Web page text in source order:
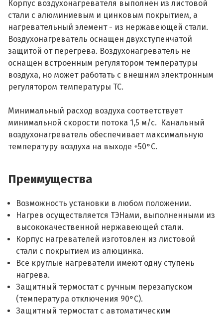
Корпус воздухонагревателя выполнен из листовой
стали с алюминиевым и цинковым покрытием, а
нагревательный элемент - из нержавеющей стали.
Воздухонагреватель оснащен двухступенчатой
защитой от перегрева. Воздухонагреватель не
оснащен встроенным регулятором температуры
воздуха, но может работать с внешним электронным
регулятором температуры ТС.
Минимальный расход воздуха соответствует
минимальной скорости потока 1,5 м/с. Канальный
воздухонагреватель обеспечивает максимальную
температуру воздуха на выходе +50°С.
Преимущества
Возможность установки в любом положении.
Нагрев осуществляется ТЭНами, выполненными из
высококачественной нержавеющей стали.
Корпус нагревателей изготовлен из листовой
стали с покрытием из алюцинка.
Все круглые нагреватели имеют одну ступень
нагрева.
Защитный термостат с ручным перезапуском
(температура отключения 90°С).
Защитный термостат с автоматическим